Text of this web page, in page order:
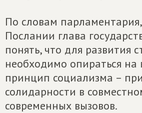
По словам
Послании глава
понять, что для развития
необходимо опираться на
принцип социализма –
солидарности в
современных вызовов.